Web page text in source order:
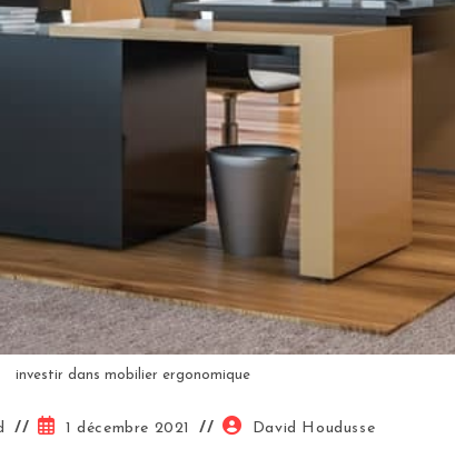
investir dans mobilier ergonomique
1 décembre 2021 David Houdusse